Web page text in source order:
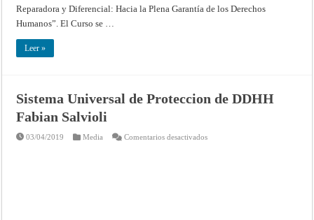
Reparadora y Diferencial: Hacia la Plena Garantía de los Derechos
Humanos”. El Curso se …
Leer »
Sistema Universal de Proteccion de DDHH
Fabian Salvioli
03/04/2019 Media Comentarios desactivadosen